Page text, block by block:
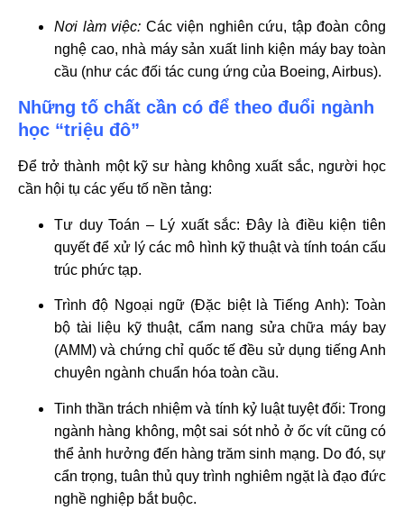
Nơi làm việc: Các viện nghiên cứu, tập đoàn công
nghệ cao, nhà máy sản xuất linh kiện máy bay toàn
cầu (như các đối tác cung ứng của Boeing, Airbus).
Những tố chất cần có để theo đuổi ngành
học “triệu đô”
Để trở thành một kỹ sư hàng không xuất sắc, người học
cần hội tụ các yếu tố nền tảng:
Tư duy Toán – Lý xuất sắc: Đây là điều kiện tiên
quyết để xử lý các mô hình kỹ thuật và tính toán cấu
trúc phức tạp.
Trình độ Ngoại ngữ (Đặc biệt là Tiếng Anh): Toàn
bộ tài liệu kỹ thuật, cẩm nang sửa chữa máy bay
(AMM) và chứng chỉ quốc tế đều sử dụng tiếng Anh
chuyên ngành chuẩn hóa toàn cầu.
Tinh thần trách nhiệm và tính kỷ luật tuyệt đối: Trong
ngành hàng không, một sai sót nhỏ ở ốc vít cũng có
thể ảnh hưởng đến hàng trăm sinh mạng. Do đó, sự
cẩn trọng, tuân thủ quy trình nghiêm ngặt là đạo đức
nghề nghiệp bắt buộc.